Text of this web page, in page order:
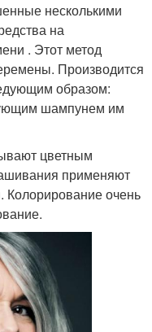
несколькими
на
. Этот метод
Производится
образом:
шампунем им
цветным
применяют
очень